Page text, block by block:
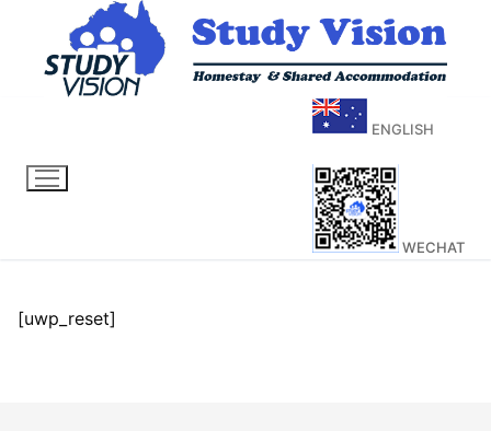
ENGLISH
WECHAT
[uwp_reset]